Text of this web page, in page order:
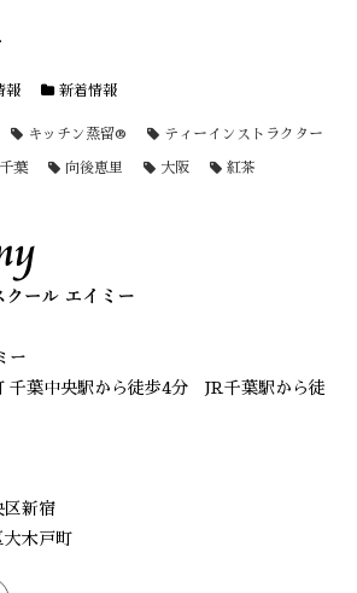
報 新着情報
キッチン蒸留® ティーインストラクター
千葉 向後恵里 大阪 紅茶
ー
千葉中央駅から徒歩4分 JR千葉駅から徒
新宿
木戸町